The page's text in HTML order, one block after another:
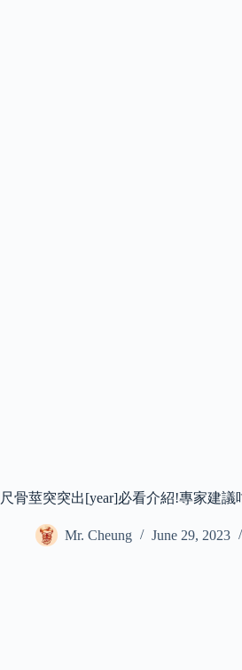
尺骨莖突突出[year]必看介紹!專家建
Mr. Cheung June 29, 2023